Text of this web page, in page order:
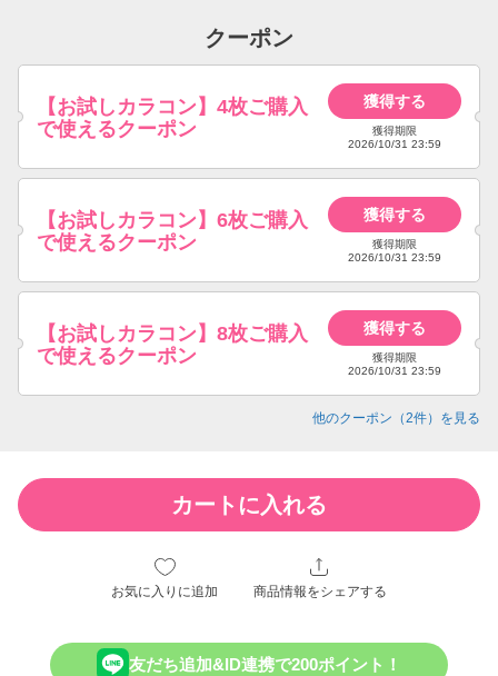
クーポン
【お試しカラコン】4枚ご購入
で使えるクーポン
獲得する
獲得期限
2026/10/31 23:59
【お試しカラコン】6枚ご購入
で使えるクーポン
獲得する
獲得期限
2026/10/31 23:59
【お試しカラコン】8枚ご購入
で使えるクーポン
獲得する
獲得期限
2026/10/31 23:59
他のクーポン（2件）を見る
カートに入れる
お気に入りに追加 商品情報をシェアする
友だち追加&ID連携で200ポイント！